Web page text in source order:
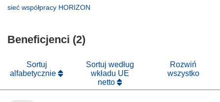
oknie)
otworzy
nowym
sieć współpracy HORIZON
Beneficjenci (2)
Sortuj
alfabetycznie
Sortuj według
wkładu UE
netto
Rozwiń
wszystko